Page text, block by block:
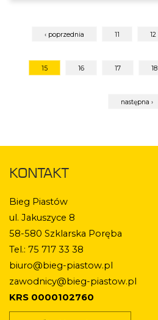
‹ poprzednia 11 12
15 16 17 18
następna ›
KONTAKT
Bieg Piastów
ul. Jakuszyce 8
58-580 Szklarska Poręba
Tel.: 75 717 33 38
biuro@bieg-piastow.pl
zawodnicy@bieg-piastow.pl
KRS 0000102760